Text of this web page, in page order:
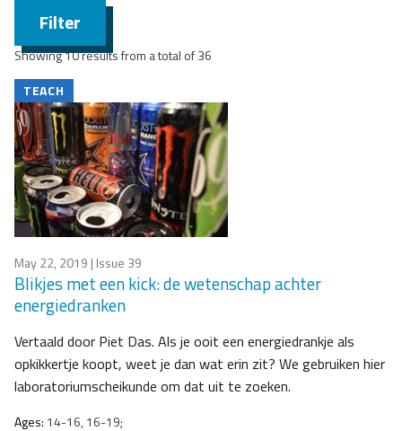
Filter
Showing 10 results from a total of 36
TEACH
May 22, 2019 | Issue 39
Blikjes met een kick: de wetenschap achter
energiedranken
Vertaald door Piet Das. Als je ooit een energiedrankje als
opkikkertje koopt, weet je dan wat erin zit? We gebruiken hier
laboratoriumscheikunde om dat uit te zoeken.
Ages: 14-16, 16-19;